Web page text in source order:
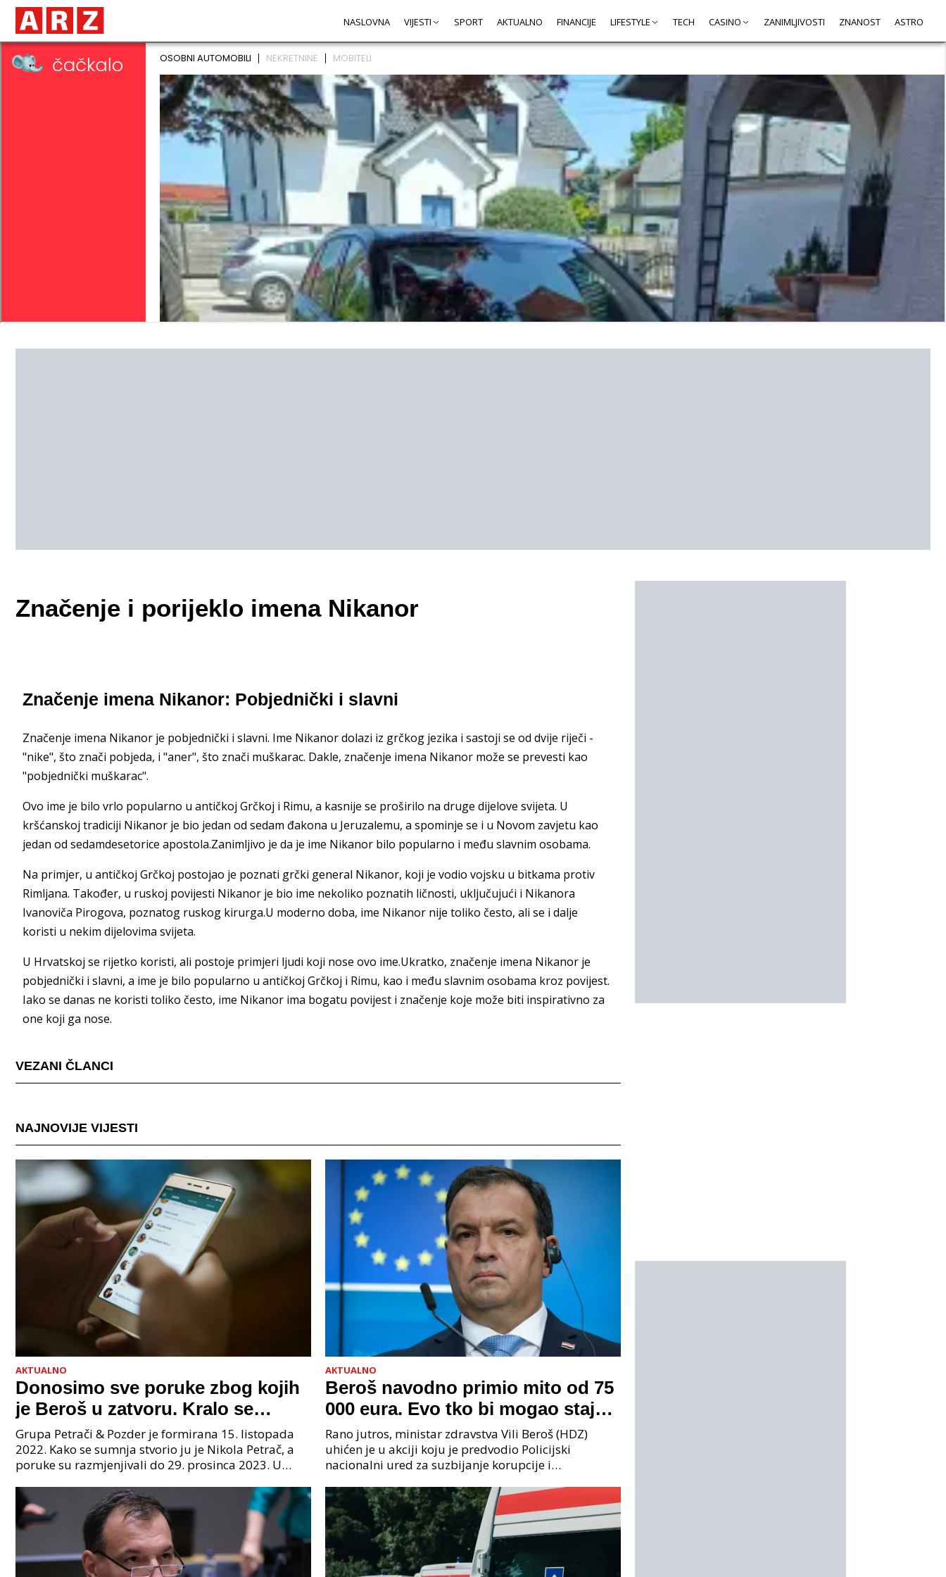
NASLOVNA VIJESTI SPORT AKTUALNO FINANCIJE LIFESTYLE TECH CASINO ZANIMLJIVOSTI ZNANOST ASTRO
Značenje i porijeklo imena Nikanor
Značenje imena Nikanor: Pobjednički i slavni
Značenje imena Nikanor je pobjednički i slavni. Ime Nikanor dolazi iz grčkog jezika i sastoji se od dvije riječi -
"nike", što znači pobjeda, i "aner", što znači muškarac. Dakle, značenje imena Nikanor može se prevesti kao
"pobjednički muškarac".
Ovo ime je bilo vrlo popularno u antičkoj Grčkoj i Rimu, a kasnije se proširilo na druge dijelove svijeta. U
kršćanskoj tradiciji Nikanor je bio jedan od sedam đakona u Jeruzalemu, a spominje se i u Novom zavjetu kao
jedan od sedamdesetorice apostola.Zanimljivo je da je ime Nikanor bilo popularno i među slavnim osobama.
Na primjer, u antičkoj Grčkoj postojao je poznati grčki general Nikanor, koji je vodio vojsku u bitkama protiv
Rimljana. Također, u ruskoj povijesti Nikanor je bio ime nekoliko poznatih ličnosti, uključujući i Nikanora
Ivanoviča Pirogova, poznatog ruskog kirurga.U moderno doba, ime Nikanor nije toliko često, ali se i dalje
koristi u nekim dijelovima svijeta.
U Hrvatskoj se rijetko koristi, ali postoje primjeri ljudi koji nose ovo ime.Ukratko, značenje imena Nikanor je
pobjednički i slavni, a ime je bilo popularno u antičkoj Grčkoj i Rimu, kao i među slavnim osobama kroz povijest.
Iako se danas ne koristi toliko često, ime Nikanor ima bogatu povijest i značenje koje može biti inspirativno za
one koji ga nose.
VEZANI ČLANCI
NAJNOVIJE VIJESTI
AKTUALNO
Donosimo sve poruke zbog kojih
je Beroš u zatvoru. Kralo se
godinama. Tko će iz vlade biti
sljedeći uhićen?
Grupa Petrači & Pozder je formirana 15. listopada
2022. Kako se sumnja stvorio ju je Nikola Petrač, a
poruke su razmjenjivali do 29. prosinca 2023. U
AKTUALNO
Beroš navodno primio mito od 75
000 eura. Evo tko bi mogao stajati
na čelu zločinačkog udruženja
Rano jutros, ministar zdravstva Vili Beroš (HDZ)
uhićen je u akciji koju je predvodio Policijski
nacionalni ured za suzbijanje korupcije i
priopćenju USKOK